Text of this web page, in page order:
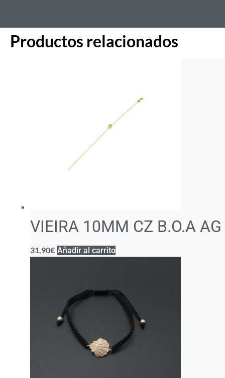
Productos relacionados
VIEIRA 10MM CZ B.O.A AG
31,90€ Añadir al carrito